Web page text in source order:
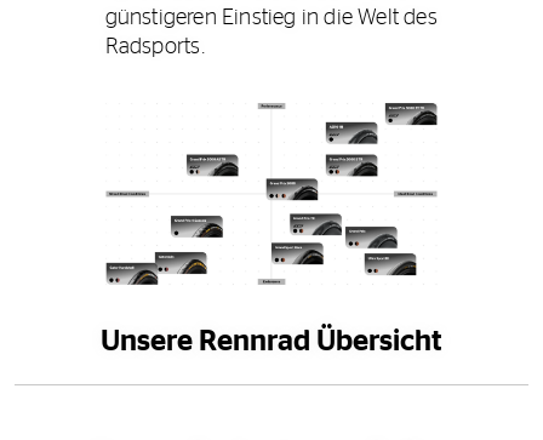
günstigeren Einstieg in die Welt des
Radsports.
Unsere Rennrad Übersicht